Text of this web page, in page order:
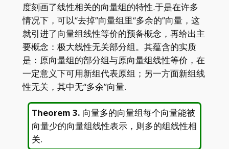
度刻画了线性相关的向量组的特性.于是在许多
情况下，可以“去掉”向量组里“多余的”向量，这
就引进了向量组线性等价的预备概念，再给出主
要概念：极大线性无关部分组。其蕴含的实质
是：原向量组的部分组与原向量组线性等价，在
一定意义下可用新组代表原组；另一方面新组线
性无关，其中无“多余”向量.
Theorem 3. 向量多的向量组每个向量能被
向量少的向量组线性表示，则多的组线性相
关.